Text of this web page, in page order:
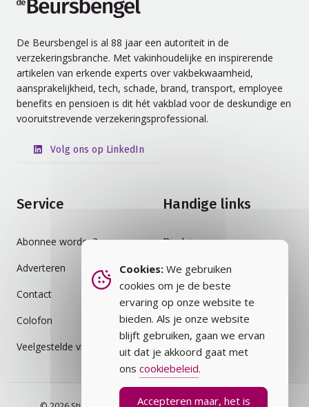
De Beursbengel is al 88 jaar een autoriteit in de
verzekeringsbranche. Met vakinhoudelijke en inspirerende
artikelen van erkende experts over vakbekwaamheid,
aansprakelijkheid, tech, schade, brand, transport, employee
benefits en pensioen is dit hét vakblad voor de deskundige en
vooruitstrevende verzekeringsprofessional.
Volg ons op LinkedIn
Service
Abonnee worden?
Adverteren
Contact
Colofon
Veelgestelde vragen
Handige links
Disclaimer
Auteursrecht
Cookiebeleid
Privacybeleid
Vakblad
Cookies: We gebruiken
cookies om je de beste
ervaring op onze website te
bieden. Als je onze website
blijft gebruiken, gaan we ervan
uit dat je akkoord gaat met
ons cookiebeleid.
Accepteren maar, het is